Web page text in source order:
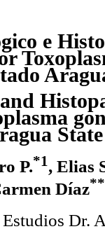
e
State
P.*1, Elias
Díaz**
Dr.